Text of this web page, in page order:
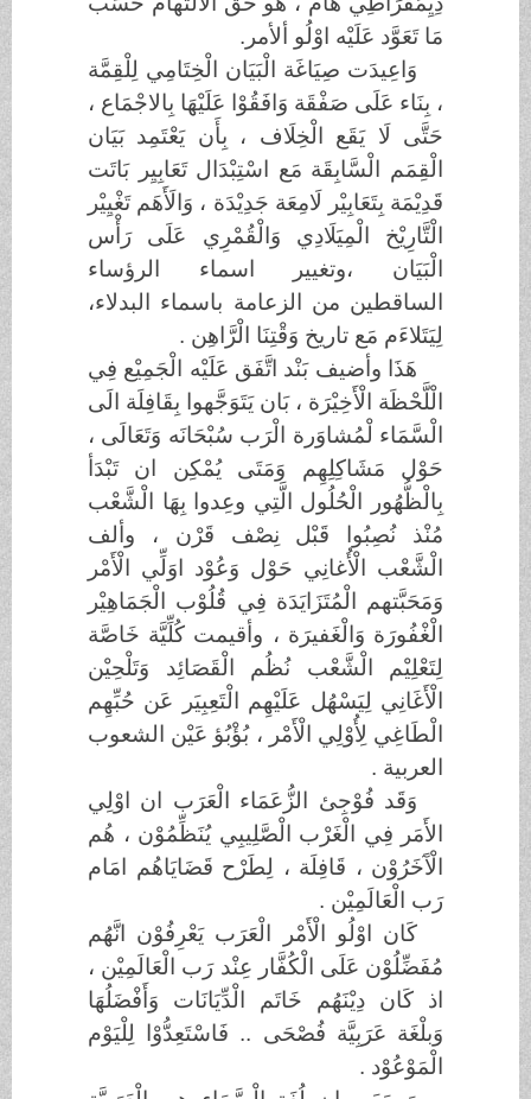
مَا تَعَوَّد عَلَيْه اوْلُو ألأمر.
وَاعِيدَت صِيَاغَة الْبَيَان الْخِتَامِي لِلْقِمَّة
، بِنَاء عَلَى صَفْقَة وَافَقُوْا عَلَيْهَا بِالاجْمَاع ،
حَتَّى لَا يَقَع الْخِلَاف ، بِأَن يَعْتَمِد بَيَان
الْقِمَم الْسَّابِقَة مَع اسْتِبْدَال تَعَابِيِر بَاتَت
قَدِيْمَة بِتَعَابِيْر لَامِعَة جَدِيْدَة ، وَالَأَهَم تَغْيِيْر
الْتَّارِيْخ الْمِيَلَادِي وَالْقُمْرِي عَلَى رَأْس
الْبَيَان ،وتغيير اسماء الرؤساء
الساقطين من الزعامة باسماء البدلاء،
لِيَتَلاءَم مَع تاريخ وَقْتِنَا الْرَّاهِن .
هَذَا وأضيف بَنْد اتَّفَق عَلَيْه الْجَمِيْع فِي
الْلَّحْظَة الْأَخِيْرَة ، بَان يَتَوَجَّهوا بِقَافِلَة الَى
الْسَّمَاء لْمُشاوَرة الْرَب سُبْحَانَه وَتَعَالَى ،
حَوْل مَشَاكِلِهِم وَمَتَى يُمْكِن ان تَبْدَأ
بِالْظُّهُور الْحُلُول الَّتِي وعِدوا بِهَا الْشَّعْب
مُنْذ نُصِبُوا قَبْل نِصْف قَرْن ، وألف
الْشَّعْب الْأُغانِي حَوْل وَعُوْد اوَلِّي الْأَمْر
وَمَحَبَّتهم الْمُتَزَايَدَة فِي قُلُوْب الْجَمَاهِيْر
الْغْفُورَة وَالْغَفيرَة ، وأقيمت كُلِّيَّة خَاصَّة
لِتَعْلِيْم الْشَّعْب نُظُم الْقَصَائِد وَتَلْحِيْن
الْأَغَانِي لِيَسْهُل عَلَيْهِم الْتَعِبِيَر عَن حُبِّهِم
الْطَاغِي لِأُوْلِي الْأَمْر ، بُؤْبُؤ عَيْن الشعوب
العربية .
وَقَد فُوْجِئ الزُّعَمَاء الْعَرَب ان اوْلِي
الأَمَر فِي الْغَرْب الْصَّلِيبِي يُنَظِّمُوْن ، هُم
الْآَخَرُوْن ، قَافِلَة ، لِطَرْح قَضَايَاهُم امَام
رَب الْعَالَمِيْن .
كَان اوْلُو الْأَمْر الْعَرَب يَعْرِفُوْن انَّهُم
مُفَضِّلُوْن عَلَى الْكُفَّار عِنْد رَب الْعَالَمِيْن ،
اذ كَان دِيْنَهُم خَاتَم الْدِّيَانَات وَأَفْضَلُهَا
وَبلْغَة عَرَبِيَّة فُصْحَى .. فَاسْتَعِدُّوْا لِلْيَوْم
الْمَوْعُوْد .